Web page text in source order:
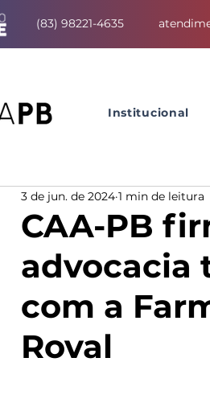
(83) 98221-4635
Institucional
CAA-PB
advocacia
com a
Roval
3 de jun. de 2024 1 min de leitura